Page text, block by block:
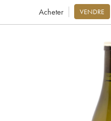
Acheter VENDRE